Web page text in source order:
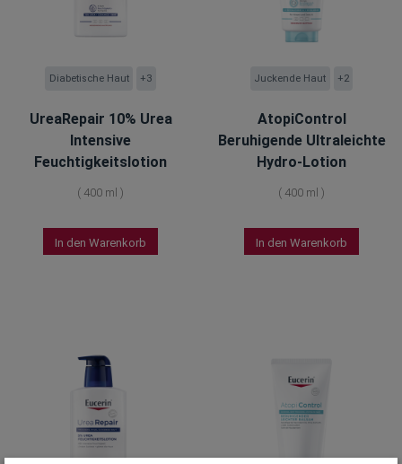
Diabetische Haut +3
UreaRepair 10% Urea
Intensive
Feuchtigkeitslotion
( 400 ml )
In den Warenkorb
Juckende Haut +2
AtopiControl
Beruhigende Ultraleichte
Hydro-Lotion
( 400 ml )
In den Warenkorb